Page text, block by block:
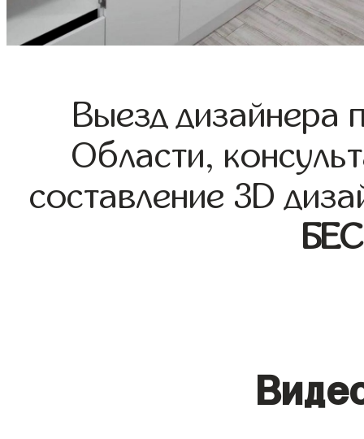
Выезд дизайнера
Области,
составление 3D